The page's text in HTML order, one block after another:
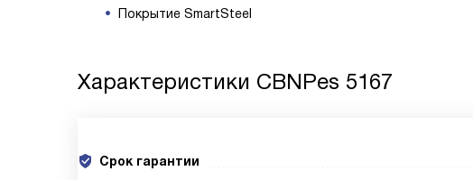
Покрытие SmartSteel
Характеристики CBNPes 5167
Срок гарантии